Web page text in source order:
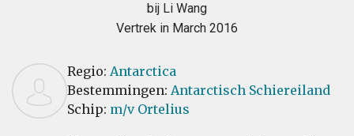
bij Li Wang
Vertrek in March 2016
Regio: Antarctica
Bestemmingen: Antarctisch Schiereiland
Schip: m/v Ortelius